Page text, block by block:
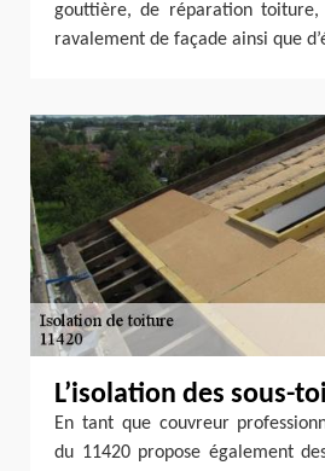
gouttière, de réparation
ravalement de façade ainsi que
L’isolation des sous-
En tant que couvreur
du 11420 propose également